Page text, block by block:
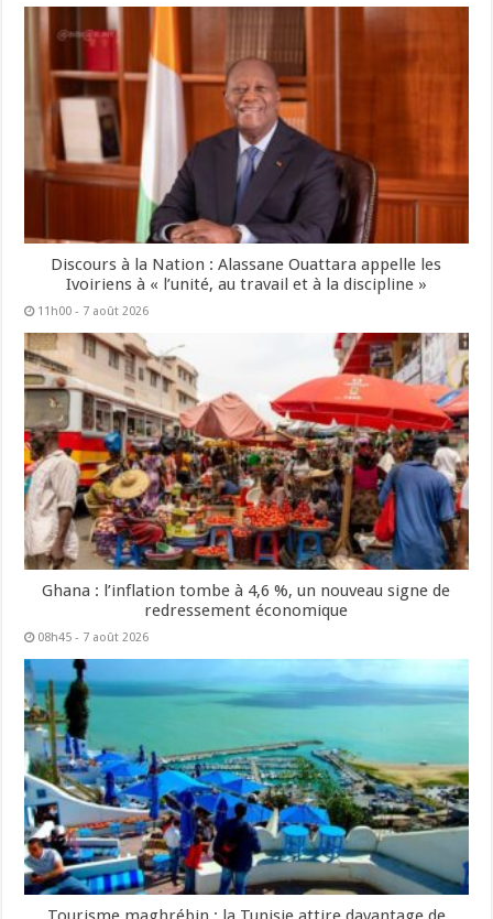
Discours à la Nation : Alassane Ouattara appelle les
Ivoiriens à « l’unité, au travail et à la discipline »
11h00 - 7 août 2026
Ghana : l’inflation tombe à 4,6 %, un nouveau signe de
redressement économique
08h45 - 7 août 2026